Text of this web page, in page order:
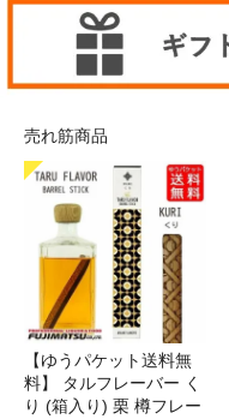
売れ筋商品
【ゆうパケット送料無
料】 タルフレーバー く
り (箱入り) 栗 樽フレー